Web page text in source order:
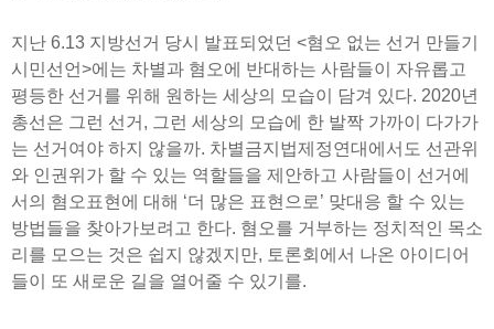
지난 6.13 지방선거 당시 발표되었던 <혐오 없는 선거 만들기
시민선언>에는 차별과 혐오에 반대하는 사람들이 자유롭고
평등한 선거를 위해 원하는 세상의 모습이 담겨 있다. 2020년
총선은 그런 선거, 그런 세상의 모습에 한 발짝 가까이 다가가
는 선거여야 하지 않을까. 차별금지법제정연대에서도 선관위
와 인권위가 할 수 있는 역할들을 제안하고 사람들이 선거에
서의 혐오표현에 대해 ‘더 많은 표현으로’ 맞대응 할 수 있는
방법들을 찾아가보려고 한다. 혐오를 거부하는 정치적인 목소
리를 모으는 것은 쉽지 않겠지만, 토론회에서 나온 아이디어
들이 또 새로운 길을 열어줄 수 있기를.